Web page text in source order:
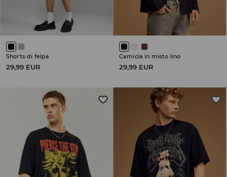
Shorts di felpa
29,99 EUR
Camicia in misto lino
29,99 EUR